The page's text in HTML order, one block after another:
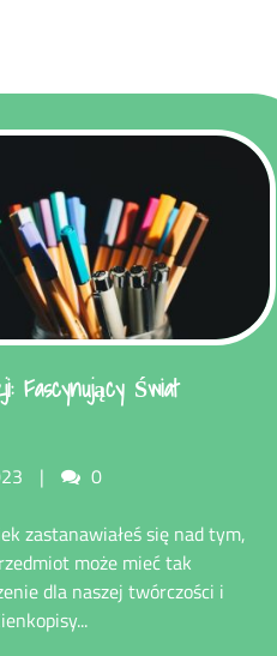
Fascynujący Świat
Comments
0
zastanawiałeś się nad tym,
może mieć tak
dla naszej twórczości i